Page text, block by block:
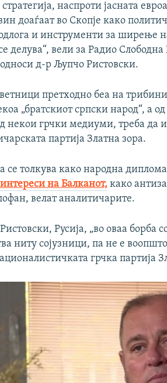
стратегија, наспроти јасната
доаѓаат во Скопје како
и инструменти за ширење
делува“, вели за Радио
д-р Љупчо Ристовски.
претходно беа на
„братскиот српски народ“, а
некои грчки медиуми, треба да
партија Златна зора.
се толкува како народна
на Балканот, како
велат аналитичарите.
Русија, „во оваа борба
ниту сојузници, па не е
грчка партија